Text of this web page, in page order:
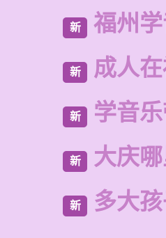
新 福州
新 成人
新 学音
新 大庆
新 多大